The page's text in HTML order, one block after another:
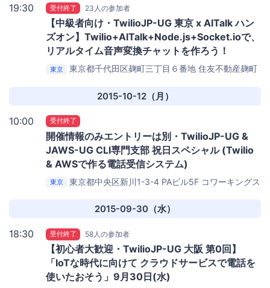
19:30 受付終了 23人の参加者
【中級者向け・TwilioJP-UG 東京 x AITalk ハン
ズオン】Twilio+AITalk+Node.js+Socket.ioで、
リアルタイム音声変換チャットを作ろう！
東京
東京都千代田区麹町三丁目６番地 住友不動産麹町
2015-10-12（月）
10:00 受付終了
開催情報のみエントリーは別・TwilioJP-UG &
JAWS-UG CLI専門支部 祝日スペシャル (Twilio
& AWSで作る電話受信システム)
東京 東京都中央区新川1-3-4 PAビル5F コワーキングス
2015-09-30（水）
18:30 受付終了 58人の参加者
【初心者大歓迎・TwilioJP-UG 大阪 第0回】
「IoTな時代に向けて クラウドサービスで電話を
使いたおそう」9月30日(水)